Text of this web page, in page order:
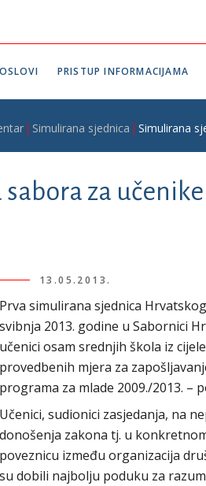
PRISTUP INFORMACIJAMA
Simulirana sjednica Simulirana
za
13.05.2013.
Prva simulirana sjednica
svibnja 2013. godine u Sabornici
učenici osam srednjih škola iz
provedbenih mjera za
programa za mlade 2009./2013. –
Učenici, sudionici zasjedanja, na
donošenja zakona tj. u
poveznicu između organizacija
su dobili najbolju poduku za